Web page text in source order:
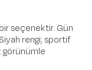
seçenektir. Gün
rengi; sportif
görünümle